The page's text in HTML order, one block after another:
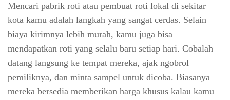
Mencari pabrik roti atau pembuat roti lokal di sekitar
kota kamu adalah langkah yang sangat cerdas. Selain
biaya kirimnya lebih murah, kamu juga bisa
mendapatkan roti yang selalu baru setiap hari. Cobalah
datang langsung ke tempat mereka, ajak ngobrol
pemiliknya, dan minta sampel untuk dicoba. Biasanya
mereka bersedia memberikan harga khusus kalau kamu